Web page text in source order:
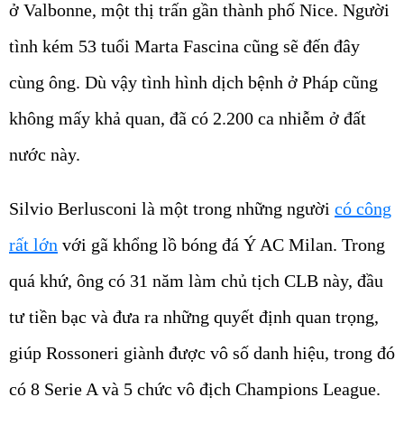
ở Valbonne, một thị trấn gần thành phố Nice. Người
tình kém 53 tuổi Marta Fascina cũng sẽ đến đây
cùng ông. Dù vậy tình hình dịch bệnh ở Pháp cũng
không mấy khả quan, đã có 2.200 ca nhiễm ở đất
nước này.
Silvio Berlusconi là một trong những người có công
rất lớn với gã khổng lồ bóng đá Ý AC Milan. Trong
quá khứ, ông có 31 năm làm chủ tịch CLB này, đầu
tư tiền bạc và đưa ra những quyết định quan trọng,
giúp Rossoneri giành được vô số danh hiệu, trong đó
có 8 Serie A và 5 chức vô địch Champions League.